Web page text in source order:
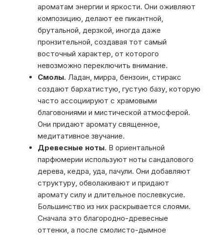
ароматам энергии и яркости. Они оживляют
композицию, делают ее пикантной,
брутальной, дерзкой, иногда даже
пронзительной, создавая тот самый
восточный характер, от которого
невозможно переключить внимание.
Смолы. Ладан, мирра, бензоин, стиракс
создают бархатистую, густую базу, которую
часто ассоциируют с храмовыми
благовониями и мистической атмосферой.
Они придают аромату священное,
медитативное звучание.
Древесные ноты. В ориентальной
парфюмерии используют ноты сандалового
дерева, кедра, уда, пачули. Они добавляют
структуру, обволакивают и придают
аромату силу и длительное послевкусие.
Большинство из них раскрывается слоями.
Сначала это благородно-древесные
оттенки, а после смолисто-дымное